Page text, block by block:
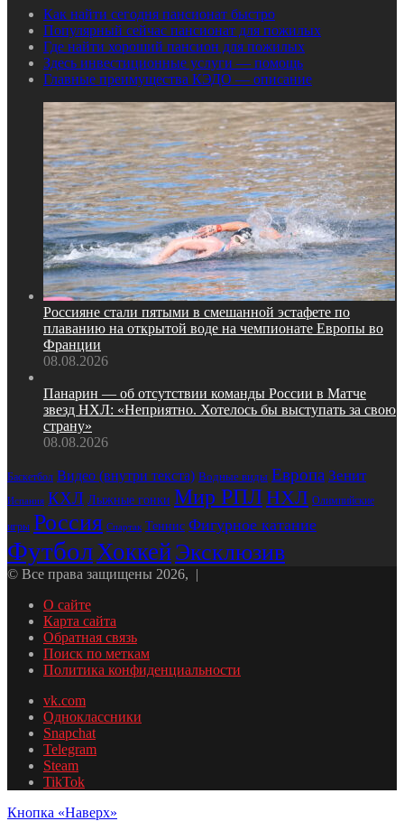
Как найти сегодня пансионат быстро
Популярный сейчас пансионат для пожилых
Где найти хороший пансион для пожилых
Здесь инвестиционные услуги — помощь
Главные преимущества КЭДО — описание
Россияне стали пятыми в смешанной эстафете по
плаванию на открытой воде на чемпионате Европы во
Франции
08.08.2026
Панарин — об отсутствии команды России в Матче
звезд НХЛ: «Неприятно. Хотелось бы выступать за свою
страну»
08.08.2026
Баскетбол Видео (внутри текста) Водные виды Европа Зенит
Испания КХЛ Лыжные гонки Мир РПЛНХЛ Олимпийские
игры Россия Спартак Теннис Фигурное катание
ФутболХоккейЭксклюзив
© Все права защищены 2026, |
О сайте
Карта сайта
Обратная связь
Поиск по меткам
Политика конфиденциальности
vk.com
Одноклассники
Snapchat
Telegram
Steam
TikTok
Кнопка «Наверх»